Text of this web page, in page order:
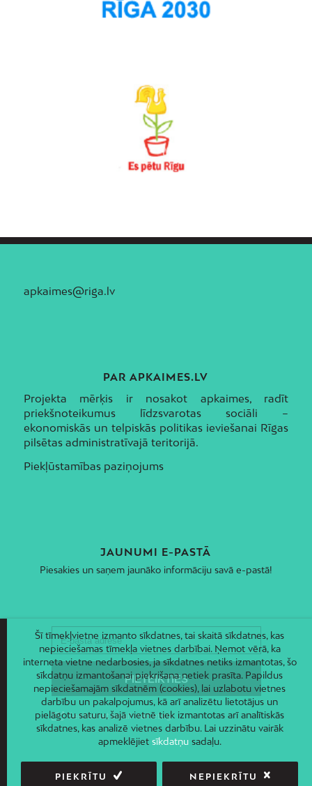
apkaimes@riga.lv
PAR APKAIMES.LV
Projekta mērķis ir nosakot apkaimes, radīt
priekšnoteikumus līdzsvarotas sociāli –
ekonomiskās un telpiskās politikas ieviešanai Rīgas
pilsētas administratīvajā teritorijā.
Piekļūstamības paziņojums
JAUNUMI E-PASTĀ
Piesakies un saņem jaunāko informāciju savā e-pastā!
Šī tīmekļvietne izmanto sīkdatnes, tai skaitā sīkdatnes, kas
nepieciešamas tīmekļa vietnes darbībai. Ņemot vērā, ka
interneta vietne nedarbosies, ja sīkdatnes netiks izmantotas, šo
sīkdatņu izmantošanai piekrišana netiek prasīta. Papildus
nepieciešamajām sīkdatnēm (cookies), lai uzlabotu vietnes
darbību un pakalpojumus, kā arī analizētu lietotājus un
pielāgotu saturu, šajā vietnē tiek izmantotas arī analītiskās
sīkdatnes, kas analizē vietnes darbību. Lai uzzinātu vairāk
apmeklējiet sīkdatņusadaļu.
PIEKRĪTU NEPIEKRĪTU